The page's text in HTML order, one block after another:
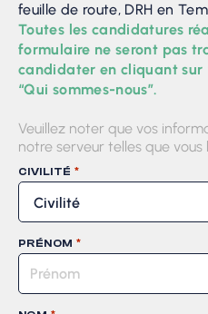
feuille de route, DRH en
Toutes les candidatures
formulaire ne seront pas
candidater en cliquant sur
“Qui sommes-nous”.
Veuillez noter que vos
notre serveur telles que vous
CIVILITÉ *
PRÉNOM *